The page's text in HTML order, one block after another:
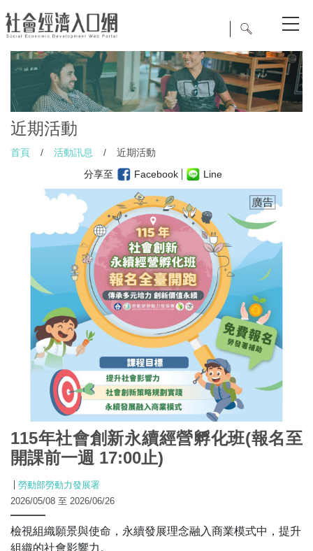
近期活動
首頁 / 活動訊息 /
近期活動
分享至
Facebook Line
115年社會創新永續經營孵化班(報名至
開課前一週 17:00止)
勞動部勞動力發展署
2026/05/08 至 2026/06/26
檢視組織願景與使命，永續發展理念融入商業模式中，提升
組織的社會影響力。